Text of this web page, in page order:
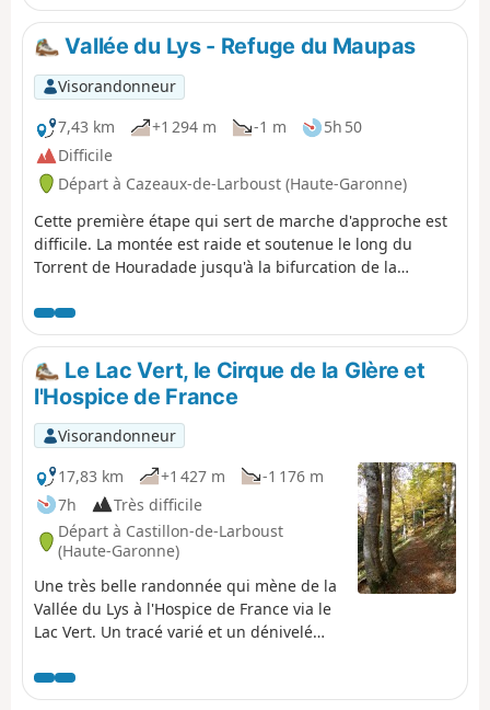
sentier est parfois peu marqué après les Anciennes
Mines des Crabioules.
Vallée du Lys - Refuge du Maupas
Visorandonneur
7,43 km
+1 294 m -1 m
5h 50
Difficile
Départ à Cazeaux-de-Larboust (Haute-Garonne)
Cette première étape qui sert de marche d'approche est
difficile. La montée est raide et soutenue le long du
Torrent de Houradade jusqu'à la bifurcation de la
atteindre la Cabane de Pratlong permet de reprendre un
peu son souffle avant d'entamer le dernier tronçon par
les nombreux lacets serrés qui mènent à la station de
pompage puis au Refuge du Maupas où la chaleur de
l'accueil fera vite oublier les efforts de la journée.
Le Lac Vert, le Cirque de la Glère et
l'Hospice de France
Visorandonneur
17,83 km
+1 427 m
-1 176 m
7h
Très difficile
Départ à Castillon-de-Larboust
(Haute-Garonne)
Une très belle randonnée qui mène de la
Vallée du Lys à l'Hospice de France via le
Lac Vert. Un tracé varié et un dénivelé
compensé par les vues magnifiques sur
le Haut-Luchonnais et la crête frontière